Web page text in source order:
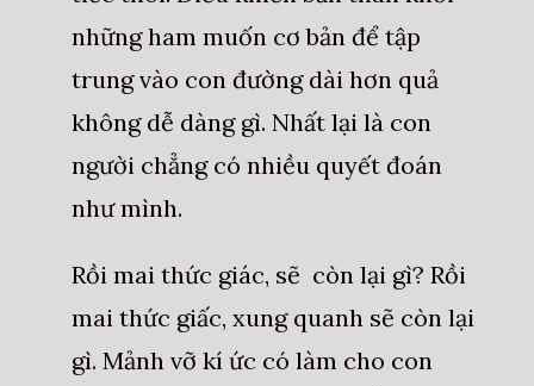
những ham muốn cơ bản để tập
trung vào con đường dài hơn quả
không dễ dàng gì. Nhất lại là con
người chẳng có nhiều quyết đoán
như mình.
Rồi mai thức giác, sẽ còn lại gì? Rồi
mai thức giấc, xung quanh sẽ còn lại
gì. Mảnh vỡ kí ức có làm cho con